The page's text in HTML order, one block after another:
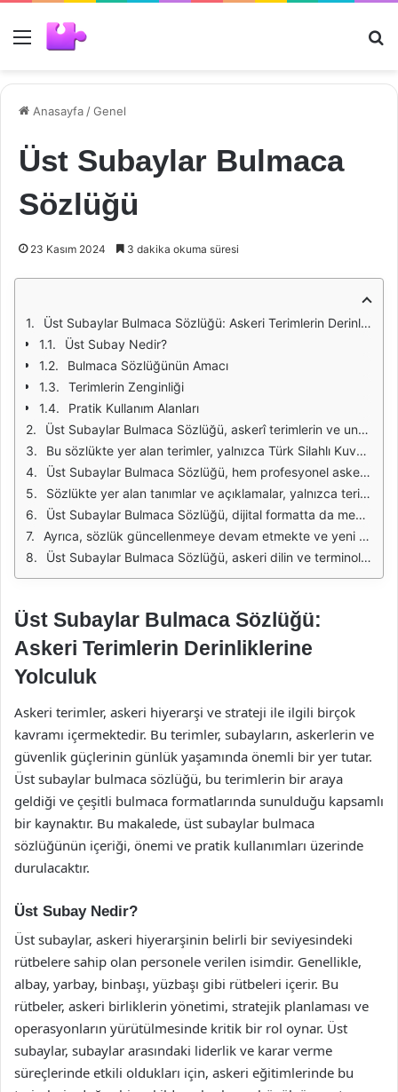
Menü
Anasayfa /Genel
Üst Subaylar Bulmaca
Sözlüğü
23 Kasım 2024 3 dakika okuma süresi
Üst Subaylar Bulmaca Sözlüğü: Askeri Terimlerin Derinliklerine Yolculuk
Üst Subay Nedir?
Bulmaca Sözlüğünün Amacı
Terimlerin Zenginliği
Pratik Kullanım Alanları
Üst Subaylar Bulmaca Sözlüğü, askerî terimlerin ve unvanların daha iyi anlaşılmasını sağlamak amacıyla geliştirilmiş kapsamlı bir kaynaktır. Bu sözlük, üst düzey subayların görevleri, unvanları ve sorumlulukları hakkında bilgi sunarak, okuyucunun askeri hiyerarşiyi ve terminolojiyi kavramasına yardımcı olur. Özellikle askeri eğitim alanında, subayların iletişiminde ve iş birliğinde önemli bir rol oynamaktadır.
Bu sözlükte yer alan terimler, yalnızca Türk Silahlı Kuvvetleri'ne ait değil, dünya genelindeki askeri sistemler için de geçerlidir. Her ülkenin kendi askeri yapısı ve terminolojisi olsa da, ortak terimler ve unvanlar da bulunmaktadır. Bu durum, uluslararası askeri iş birliği ve eğitimlerde iletişimi kolaylaştırır. Üst Subaylar Bulmaca Sözlüğü, bu tür bir anlayışın geliştirilmesine katkıda bulunmaktadır.
Üst Subaylar Bulmaca Sözlüğü, hem profesyonel askerler hem de askeri alanda eğitim gören öğrenciler için değerli bir kaynaktır. Askeri akademilerde ve üniversitelerde, öğrencilere askeri terimlerin doğru kullanımı ve anlamları öğretilmektedir. Bu sözlük, öğrencilerin ve profesyonellerin, askeri konuşma ve yazışmalarında daha etkili olmasına yardımcı olur.
Sözlükte yer alan tanımlar ve açıklamalar, yalnızca terimlerin anlamlarını değil, aynı zamanda bu terimlerin hangi durumlarda kullanıldığını da kapsamaktadır. Bu sayede, okuyucular terimlerin günlük askeri yaşamda nasıl uygulandığını daha iyi anlayabilir. Bunun yanı sıra, sözlükte örnek cümleler ve kullanım şekilleri de verilerek, öğrenme süreci desteklenmektedir.
Üst Subaylar Bulmaca Sözlüğü, dijital formatta da mevcut olup, kullanıcıların kolay erişimini sağlamak için çevrimiçi platformlarda da yayınlanmaktadır. Bu durum, özellikle genç nesil askerlerin ve öğrencilerin teknolojiye olan yatkınlığı göz önüne alındığında, bilgilere ulaşmayı oldukça kolaylaştırmaktadır. Mobil uygulama versiyonları da, kullanıcıların istedikleri zaman ve yerde bilgiye erişimlerini sağlamaktadır.
Ayrıca, sözlük güncellenmeye devam etmekte ve yeni terimler eklenmektedir. Askeri alan sürekli olarak değişmekte ve evrim geçirmektedir, bu nedenle güncel bilgilere sahip olmak oldukça önemlidir. Sözlüğün düzenli olarak güncellenmesi, kullanıcıların en son terim ve kavramlarla tanışmasını sağlar ve askeri terminolojinin dinamik doğasına ayak uydurulmasına yardımcı olur.
Üst Subaylar Bulmaca Sözlüğü, askeri dilin ve terminolojinin anlaşılmasını kolaylaştıran değerli bir kaynaktır. Hem teorik hem de pratik bilgiler sunarak, kullanıcıların askeri alandaki bilgi ve becerilerini geliştirmelerine katkı sağlamaktadır. Bu nedenle, askeri eğitim ve iletişimde önemli bir yere sahiptir.
Üst Subaylar Bulmaca Sözlüğü:
Askeri Terimlerin Derinliklerine
Yolculuk
Askeri terimler, askeri hiyerarşi ve strateji ile ilgili birçok
kavramı içermektedir. Bu terimler, subayların, askerlerin ve
güvenlik güçlerinin günlük yaşamında önemli bir yer tutar.
Üst subaylar bulmaca sözlüğü, bu terimlerin bir araya
geldiği ve çeşitli bulmaca formatlarında sunulduğu kapsamlı
bir kaynaktır. Bu makalede, üst subaylar bulmaca
sözlüğünün içeriği, önemi ve pratik kullanımları üzerinde
durulacaktır.
Üst Subay Nedir?
Üst subaylar, askeri hiyerarşinin belirli bir seviyesindeki
rütbelere sahip olan personele verilen isimdir. Genellikle,
albay, yarbay, binbaşı, yüzbaşı gibi rütbeleri içerir. Bu
rütbeler, askeri birliklerin yönetimi, stratejik planlaması ve
operasyonların yürütülmesinde kritik bir rol oynar. Üst
subaylar, subaylar arasındaki liderlik ve karar verme
süreçlerinde etkili oldukları için, askeri eğitimlerinde bu